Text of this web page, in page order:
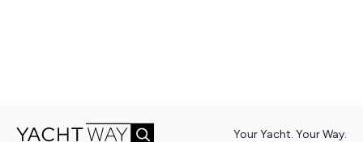
Your Yacht. Your Way.